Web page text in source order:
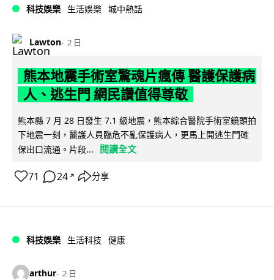
科技娛樂 生活娛樂 城中熱話
Lawton 2 日
熊本地震手術室驚魂片瘋傳 醫護保護病
人、逃生門 網民讚值得尊敬
熊本縣 7 月 28 日發生 7.1 級地震，熊本綜合醫院手術室鏡頭拍
下地震一刻，醫護人員臨危不亂保護病人，更馬上開逃生門確
保出口流通。片段...
閱讀全文
71 24 ↗ 分享
科技娛樂 生活科技 健康
arthur 2 日